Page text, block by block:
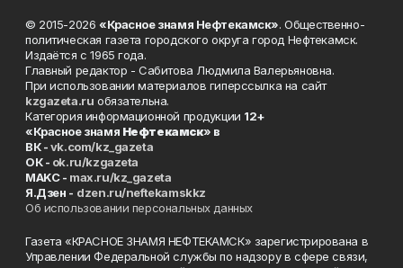
© 2015-2026 «Красное знамя Нефтекамск». Общественно-
политическая газета городского округа город Нефтекамск.
Издаётся с 1965 года.
Главный редактор - Сабитова Людмила Валерьяновна.
При использовании материалов гиперссылка на сайт
kzgazeta.ru обязательна.
Категория информационной продукции 12+
«Красное знамя Нефтекамск» в
ВК -vk.com/kz_gazeta
ОК - ok.ru/kzgazeta
MAKC - max.ru/kz_gazeta
Я.Дзен - dzen.ru/neftekamskkz
Об использовании персональных данных
Газета «КРАСНОЕ ЗНАМЯ НЕФТЕКАМСК» зарегистрирована в
Управлении Федеральной службы по надзору в сфере связи,